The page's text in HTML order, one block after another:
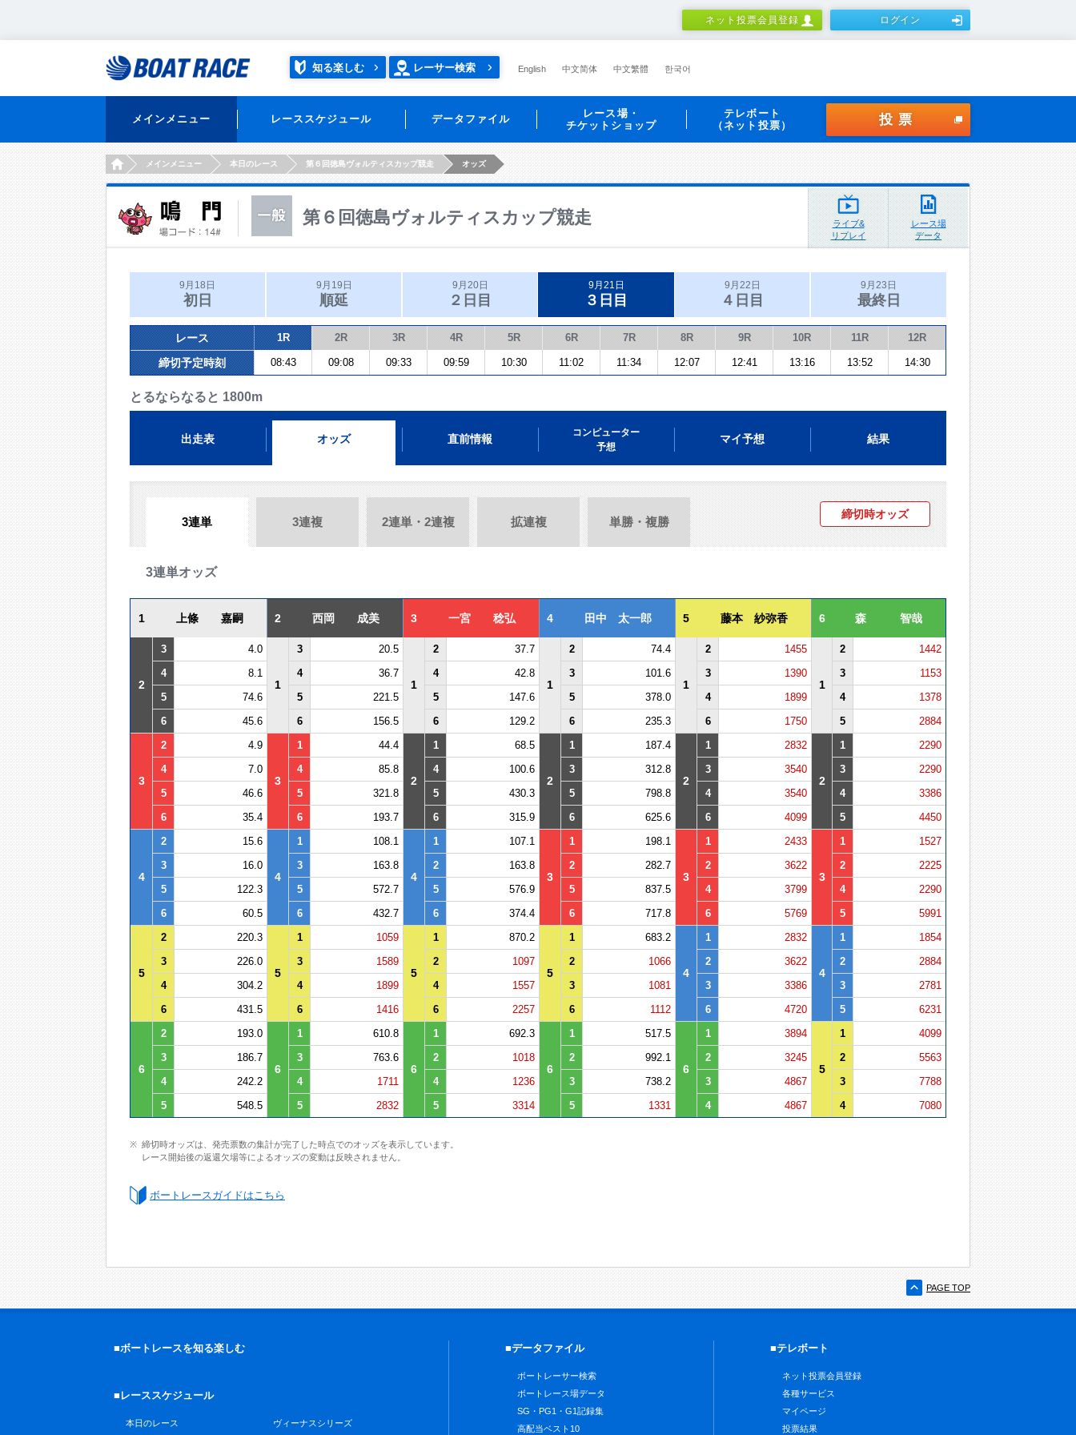
ネット投票会員登録 ログイン
知る楽しむ レーサー検索 English 中文简体 中文繁體 한국어
メインメニュー レーススケジュール データファイル
レース場・
チケットショップ
テレボート
（ネット投票）
投票
HOMEメインメニュー 本日のレース 第６回徳島ヴォルティスカップ競走 オッズ
第６回徳島ヴォルティスカップ競走
ライブ&
リプレイ
レース場
データ
9月18日
初日
9月19日
順延
9月20日
２日目
9月21日
３日目
9月22日
４日目
9月23日
最終日
レース 1R 2R 3R 4R 5R 6R 7R 8R 9R 10R 11R 12R
締切予定時刻 08:43 09:08 09:33 09:59 10:30 11:02 11:34 12:07 12:41 13:16 13:52 14:30
とるならなると 1800m
出走表 オッズ 直前情報
コンピューター
予想
マイ予想 結果
3連単 3連複 2連単・2連複 拡連複 単勝・複勝
締切時オッズ
3連単オッズ
1 上條 嘉嗣 2 西岡 成美 3 一宮 稔弘 4 田中 太一郎 5 藤本 紗弥香 6 森 智哉
2
3 4.0
1
3 20.5
1
2 37.7
1
2 74.4
1
2 1455
1
2
1442
4
8.1 4 36.7 4 42.8 3 101.6 3 1390 3
1153
5
74.6 5 221.5 5 147.6 5 378.0 4 1899 4
1378
6
45.6 6 156.5 6 129.2 6 235.3 6 1750 5 2884
3
2 4.9
3
1 44.4
2
1 68.5
2
1 187.4
2
1 2832
2
1
2290
4
7.0 4 85.8 4 100.6 3 312.8 3 3540 3
2290
5
46.6 5 321.8 5 430.3 5 798.8 4 3540 4
3386
6
35.4 6 193.7 6 315.9 6 625.6 6 4099 5 4450
4
2 15.6
4
1 108.1
4
1 107.1
3
1 198.1
3
1 2433
3
1
1527
3
16.0 3 163.8 2 163.8 2 282.7 2 3622 2
2225
5
122.3 5 572.7 5 576.9 5 837.5 4 3799 4
2290
6
60.5 6 432.7 6 374.4 6 717.8 6 5769 5 5991
5
2 220.3
5
1 1059
5
1 870.2
5
1 683.2
4
1 2832
4
1
1854
3
226.0 3 1589 2 1097 2 1066 2 3622 2
2884
4
304.2 4 1899 4 1557 3 1081 3 3386 3
2781
6
431.5 6 1416 6 2257 6 1112 6 4720 5 6231
6
2 193.0
6
1 610.8
6
1 692.3
6
1 517.5
6
1 3894
5
1
4099
3
186.7 3 763.6 2 1018 2 992.1 2 3245 2
5563
4
242.2 4 1711 4 1236 3 738.2 3 4867 3
7788
5
548.5 5 2832 5 3314 5 1331 4 4867 4 7080
締切時オッズは、発売票数の集計が完了した時点でのオッズを表示しています。
レース開始後の返還欠場等によるオッズの変動は反映されません。
ボートレースガイドはこちら
PAGE TOP
■ボートレースを知る楽しむ
■レーススケジュール
本日のレース ヴィーナスシリーズ
■データファイル
ボートレーサー検索
ボートレース場データ
SG・PG1・G1記録集
高配当ベスト10
■テレボート
ネット投票会員登録
各種サービス
マイページ
投票結果